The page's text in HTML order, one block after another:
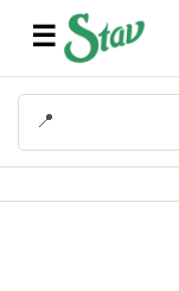
☰
📍